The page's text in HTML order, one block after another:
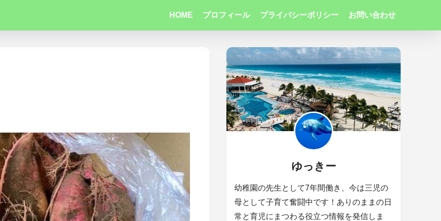
HOME プロフィール プライバシーポリシー お問い合わせ
ゆっきー
幼稚園の先生として7年間働き、今は三児の
母として子育て奮闘中です！ありのままの日
常と育児にまつわる役立つ情報を発信しま